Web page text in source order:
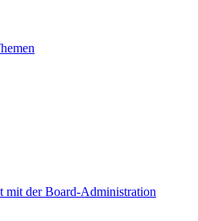
mit der Board-Administration